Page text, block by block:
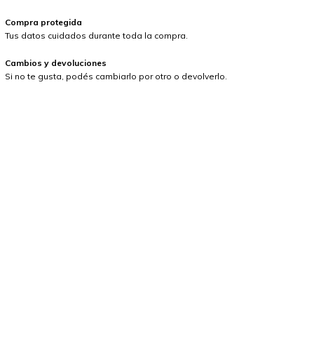
Compra protegida
Tus datos cuidados durante toda la compra.
Cambios y devoluciones
Si no te gusta, podés cambiarlo por otro o devolverlo.